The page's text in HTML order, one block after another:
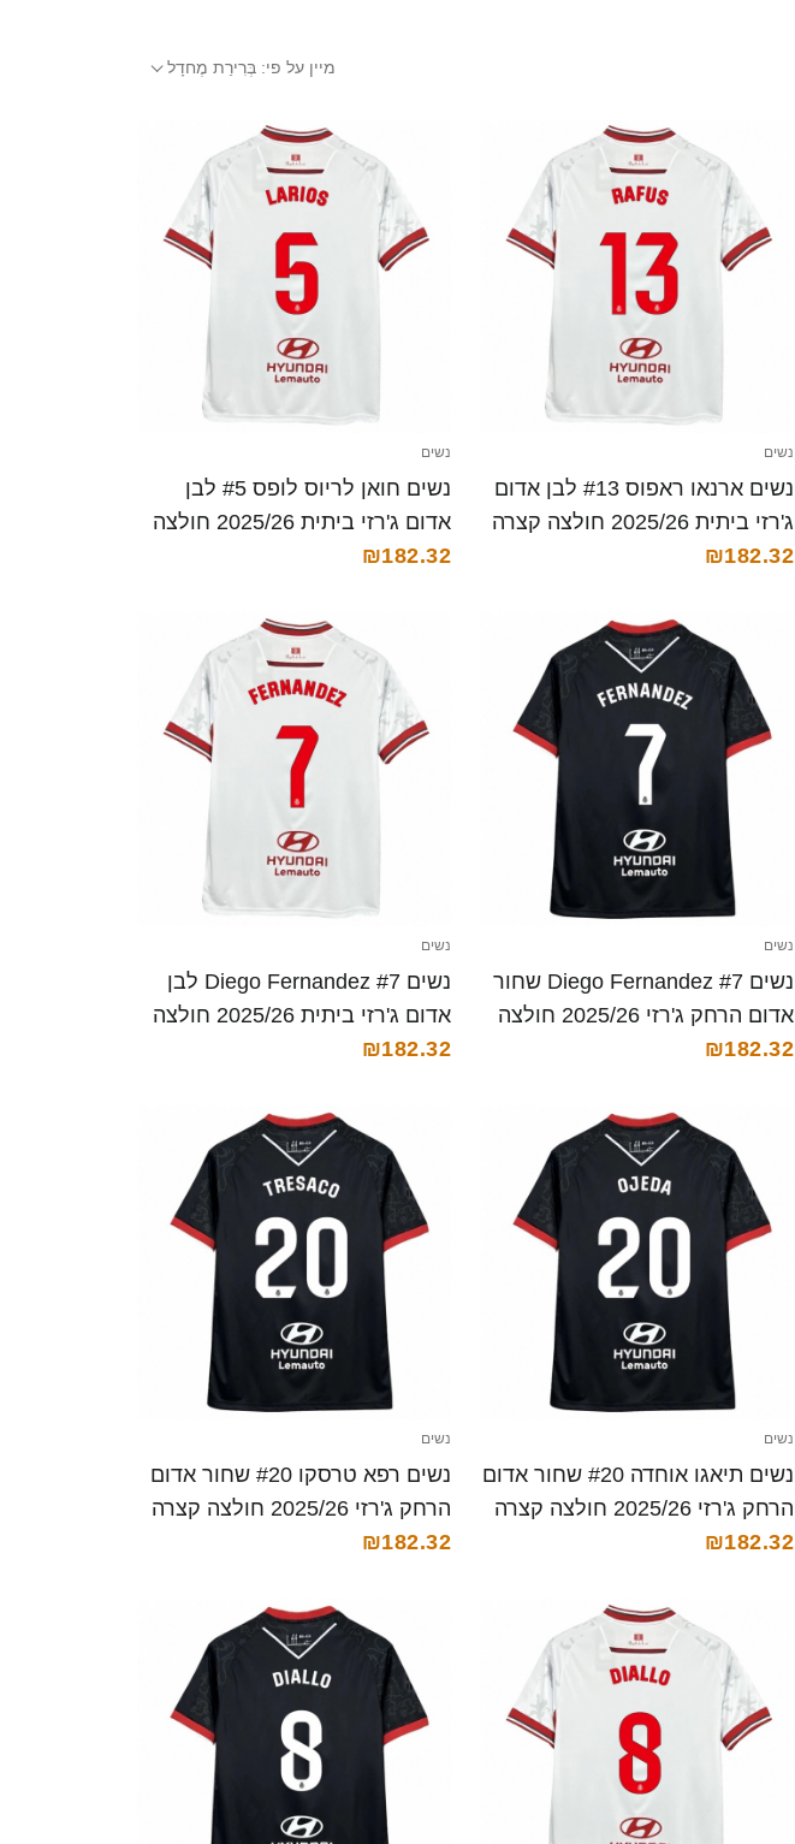
מיין על פי: בְּרִירַת מֶחדָל
נשים
נשים ארנאו ראפוס #13 לבן אדום
ג'רזי ביתית 2025/26 חולצה קצרה
₪182.32
נשים
נשים חואן לריוס לופס #5 לבן
אדום ג'רזי ביתית 2025/26 חולצה
קצרה
₪182.32
נשים
נשים Diego Fernandez #7 שחור
אדום הרחק ג'רזי 2025/26 חולצה
קצרה
₪182.32
נשים
נשים Diego Fernandez #7 לבן
אדום ג'רזי ביתית 2025/26 חולצה
קצרה
₪182.32
נשים
נשים תיאגו אוחדה #20 שחור אדום
הרחק ג'רזי 2025/26 חולצה קצרה
₪182.32
נשים
נשים רפא טרסקו #20 שחור אדום
הרחק ג'רזי 2025/26 חולצה קצרה
₪182.32